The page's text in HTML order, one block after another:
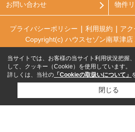
お問い合わせ 物件
プライバシーポリシー 利用規約 ア
Copyright(c) ハウスセゾン南草津
当サイトでは、お客様の当サイト利用状況把握
して、クッキー（Cookie）を使用しています。
詳しくは、当社の 「Cookieの取扱いについて」
閉じる